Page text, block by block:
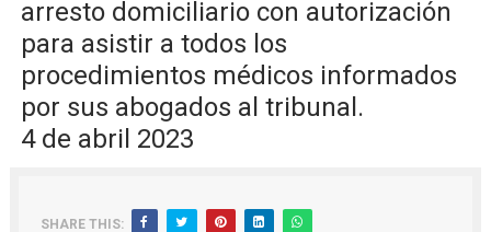
arresto domiciliario con autorización
para asistir a todos los
procedimientos médicos informados
por sus abogados al tribunal.
4 de abril 2023
SHARE THIS: